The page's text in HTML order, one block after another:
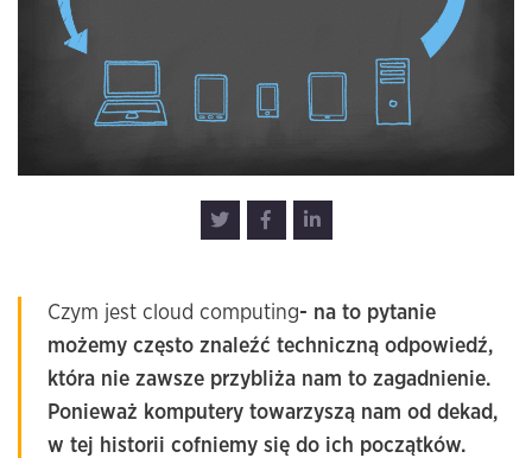
Czym jest cloud computing- na to pytanie
możemy często znaleźć techniczną odpowiedź,
która nie zawsze przybliża nam to zagadnienie.
Ponieważ komputery towarzyszą nam od dekad,
w tej historii cofniemy się do ich początków.